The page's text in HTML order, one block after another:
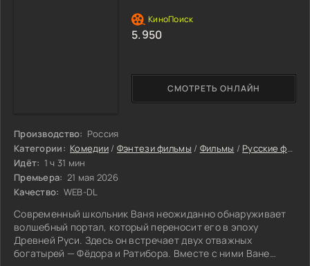
Производство: Россия
Категории: Комедии / Фэнтези фильмы / Фильмы / Русские фильмы
Идёт: 1 ч 31 мин
Премьера: 21 мая 2026
Качество: WEB-DL
Современный школьник Ваня неожиданно обнаруживает
волшебный портал, который переносит его в эпоху
Древней Руси. Здесь он встречает двух отважных
богатырей — Фёдора и Ратибора. Вместе с ними Ване
СМОТРЕТЬ ОНЛАЙН
5.950